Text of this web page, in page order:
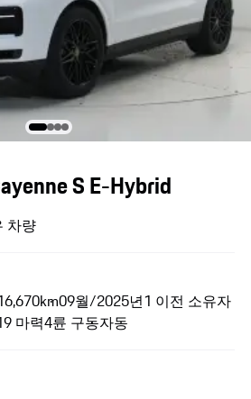
S E-Hybrid
차량
09월/2025년1 이전 소유자
마력4륜 구동자동